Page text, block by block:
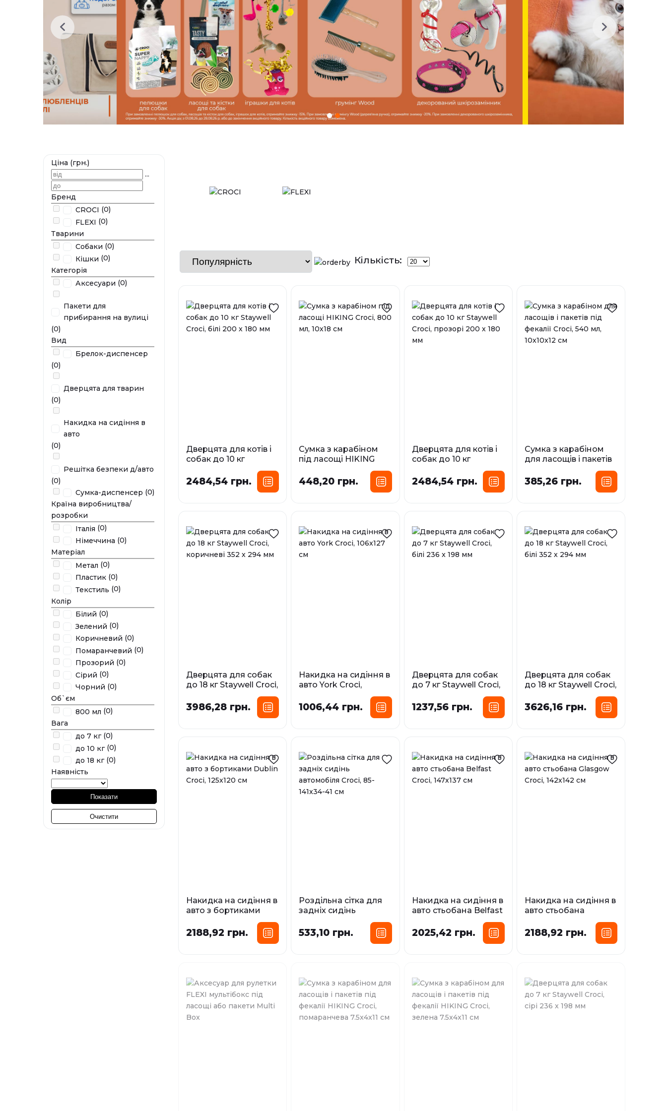
Ціна (грн.)
...
Бренд
CROCI (0)
FLEXI (0)
Тварини
Собаки (0)
Кішки (0)
Категорія
Аксесуари (0)
Пакети для
прибирання на вулиці
(0)
Вид
Брелок-диспенсер
(0)
Дверцята для тварин
(0)
Накидка на сидіння в
авто
(0)
Решітка безпеки д/авто
(0)
Сумка-диспенсер (0)
Країна виробництва/
розробки
Італія (0)
Німеччина (0)
Матеріал
Метал (0)
Пластик (0)
Текстиль (0)
Колір
Білий (0)
Зелений (0)
Коричневий (0)
Помаранчевий (0)
Прозорий (0)
Сірий (0)
Чорний (0)
Об`єм
800 мл (0)
Вага
до 7 кг (0)
до 10 кг (0)
до 18 кг (0)
Наявність
Показати
Очистити
Кількість:
Дверцята для котів і
собак до 10 кг
Staywell Croci, білі 200
х 180 мм
2484,54 грн.
Сумка з карабіном
під ласощі HIKING
Croci, 800 мл, 10х18 см
У наявності
448,20 грн.
Дверцята для котів і
собак до 10 кг
прозорі 200 х 180 мм
2484,54 грн.
Сумка з карабіном
для ласощів і пакетів
під фекалії Croci, 540
мл, 10x10x12 см
385,26 грн.
Дверцята для собак
до 18 кг Staywell Croci,
коричневі 352 х 294
мм
3986,28 грн.
Накидка на сидіння в
авто York Croci,
У наявності
1006,44 грн.
Дверцята для собак
до 7 кг Staywell Croci,
У наявності
1237,56 грн.
Дверцята для собак
до 18 кг Staywell Croci,
У наявності
3626,16 грн.
Накидка на сидіння в
авто з бортиками
Dublin Croci, 125х120
см
2188,92 грн.
Роздільна сітка для
задніх сидінь
автомобіля Croci, 85-
141x34-41 см
533,10 грн.
Накидка на сидіння в
авто стьобана Belfast
У наявності
2025,42 грн.
Накидка на сидіння в
авто стьобана
Glasgow Croci, 142х142
см
2188,92 грн.